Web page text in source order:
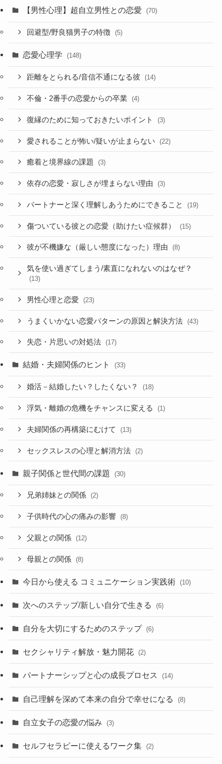
【男性心理】超自立男性との恋愛 (70)
回避型/野良猫男子の特徴 (5)
恋愛心理学 (148)
距離をとられる/音信不通になる彼 (14)
不倫・2番手の恋愛からの卒業 (4)
復縁のために知っておきたいポイント (3)
愛されることが怖い/疑いが止まらない (22)
癒着と境界線の課題 (3)
依存の恋愛・寂しさが埋まらない理由 (3)
パートナーと深く理解しあうためにできること (19)
傷ついている彼との恋愛（助けたい症候群） (15)
彼が不機嫌な（厳しい態度になった）理由 (8)
気を使い過ぎてしまう/素直になれないのはなぜ？
(13)
男性心理と恋愛 (23)
うまくいかない恋愛パターンの原因と解決方法 (43)
失恋・片思いの対処法 (17)
結婚・夫婦関係のヒント (33)
婚活－結婚したい？したくない？ (18)
浮気・離婚の危機をチャンスに変える (1)
夫婦関係の再構築にむけて (13)
セックスレスの心理と解消方法 (2)
親子関係と世代間の課題 (30)
兄弟姉妹との関係 (2)
子供時代の心の痛みの影響 (8)
父親との関係 (12)
母親との関係 (8)
今日から使える コミュニケーション実践術 (10)
次へのステップ/新しい自分で生きる (6)
自分を大切にするためのステップ (6)
セクシャリティ解放・魅力開花 (2)
パートナーシップと心の成長プロセス (14)
自己理解を深めて本来の自分で幸せになる (8)
自立女子の恋愛の悩み (3)
セルフセラピーに使えるワーク集 (2)